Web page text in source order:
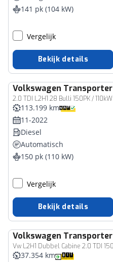
141 pk (104 kW)
Vergelijk
Bekijk details
Volkswagen Transporter
Bedrijfswagen
113.199 km
11-2022
Diesel
Automatisch
150 pk (110 kW)
Vergelijk
Bekijk details
Volkswagen Transporter
Bedrijfswagen
37.354 km